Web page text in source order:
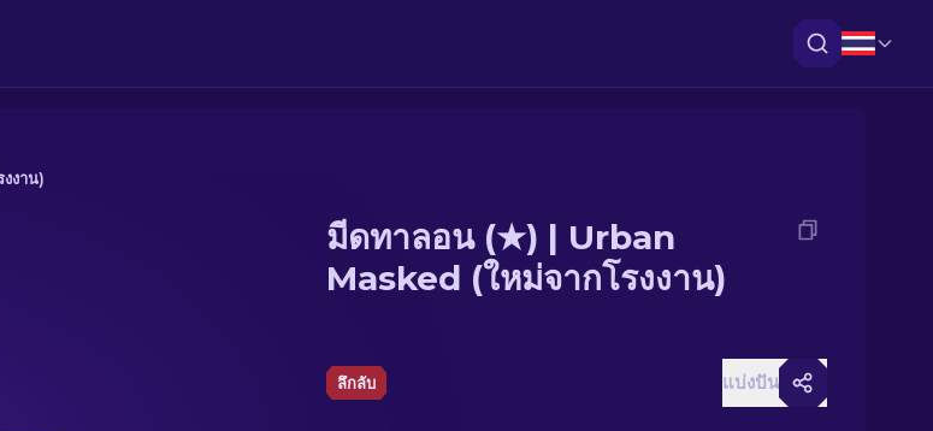
งาน)
มีดทาลอน (★) | Urban
Masked (ใหม่จากโรงงาน)
ลึกลับ แบ่งปัน